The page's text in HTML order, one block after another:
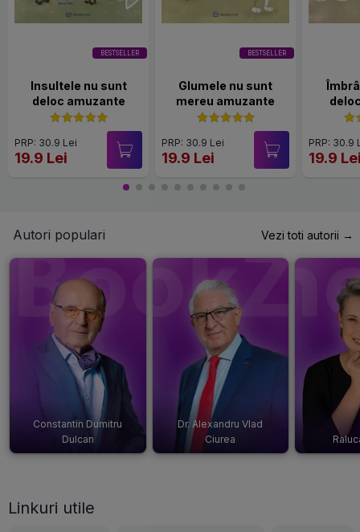
BESTSELLER
Insultele nu sunt
deloc amuzante
PRP: 30.9 Lei
19.9 Lei
BESTSELLER
Glumele nu sunt
mereu amuzante
PRP: 30.9 Lei
19.9 Lei
PRP: 30.9
19.9
Autori populari Vezi toti autorii →
Constantin Dumitru
Dulcan
Dr. Alexandru Vlad
Ciurea
Linkuri utile